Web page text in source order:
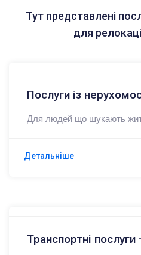
Тут представлені
для
Послуги із
Для людей що шукають
Детальніше
Транспортні послуги